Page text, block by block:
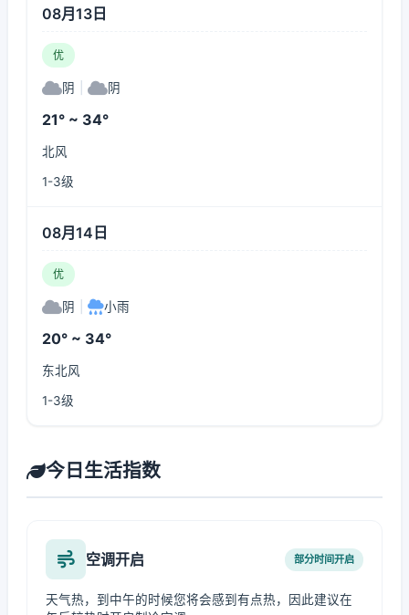
08月13日
优
阴 阴
21° ~ 34°
北风
1-3级
08月14日
优
阴 小雨
20° ~ 34°
东北风
1-3级
今日生活指数
空调开启 部分时间开启
天气热，到中午的时候您将会感到有点热，因此建议在